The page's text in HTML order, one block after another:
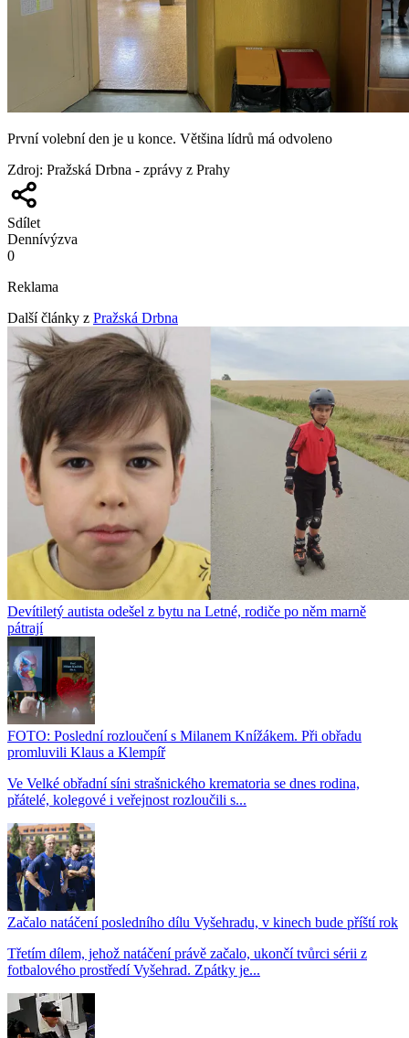
První volební den je u konce. Většina lídrů má odvoleno
Zdroj: Pražská Drbna - zprávy z Prahy
Sdílet
Dennívýzva
0
Reklama
Další články z Pražská Drbna
Devítiletý autista odešel z bytu na Letné, rodiče po něm marně
pátrají
FOTO: Poslední rozloučení s Milanem Knížákem. Při obřadu
promluvili Klaus a Klempíř
Ve Velké obřadní síni strašnického krematoria se dnes rodina,
přátelé, kolegové i veřejnost rozloučili s...
Začalo natáčení posledního dílu Vyšehradu, v kinech bude příští rok
Třetím dílem, jehož natáčení právě začalo, ukončí tvůrci sérii z
fotbalového prostředí Vyšehrad. Zpátky je...